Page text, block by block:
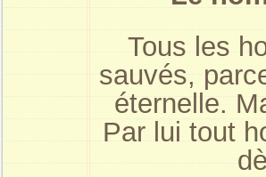
Tous les
sauvés,
éternelle.
Par lui tout